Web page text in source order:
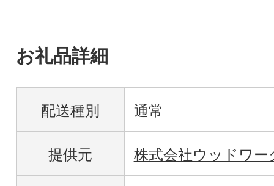
お礼品詳細
配送種別 通常
提供元 株式会社ウッドワー